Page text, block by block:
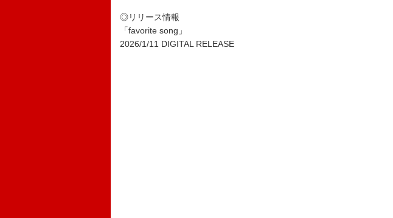
◎リリース情報
「favorite song」
2026/1/11 DIGITAL RELEASE